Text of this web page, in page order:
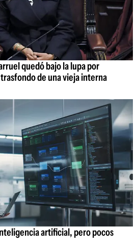
quedó bajo la lupa por
de una vieja interna
artificial, pero pocos